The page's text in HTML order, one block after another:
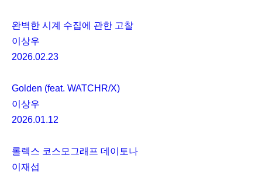
완벽한 시계 수집에 관한 고찰
이상우
2026.02.23
Golden (feat. WATCHR/X)
이상우
2026.01.12
롤렉스 코스모그래프 데이토나
이재섭